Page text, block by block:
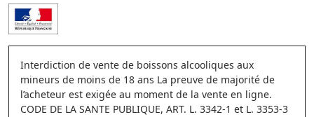
Interdiction de vente de boissons alcooliques aux
mineurs de moins de 18 ans La preuve de majorité de
l’acheteur est exigée au moment de la vente en ligne.
CODE DE LA SANTE PUBLIQUE, ART. L. 3342-1 et L. 3353-3